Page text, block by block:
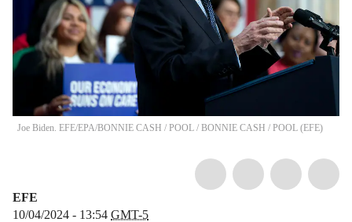
Joe Biden. EFE/EPA/BONNIE CASH / POOL / BONNIE CASH / POOL (EFE)
EFE
10/04/2024 - 13:54 GMT-5